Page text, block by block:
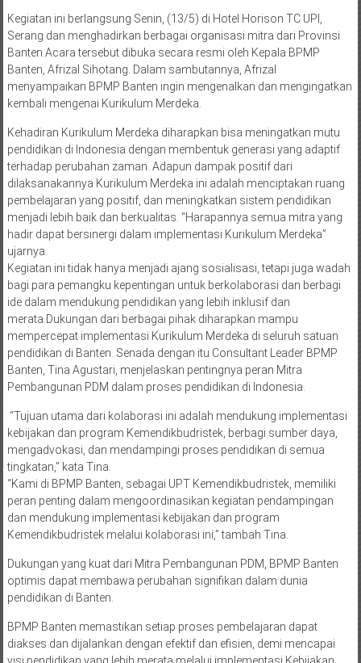
Kegiatan ini berlangsung Senin, (13/5) di Hotel Horison TC UPI,
Serang dan menghadirkan berbagai organisasi mitra dari Provinsi
Banten.Acara tersebut dibuka secara resmi oleh Kepala BPMP
Banten, Afrizal Sihotang. Dalam sambutannya, Afrizal
menyampaikan BPMP Banten ingin mengenalkan dan mengingatkan
kembali mengenai Kurikulum Merdeka.
Kehadiran Kurikulum Merdeka diharapkan bisa meningatkan mutu
pendidikan di Indonesia dengan membentuk generasi yang adaptif
terhadap perubahan zaman. Adapun dampak positif dari
dilaksanakannya Kurikulum Merdeka ini adalah menciptakan ruang
pembelajaran yang positif, dan meningkatkan sistem pendidikan
menjadi lebih baik dan berkualitas. “Harapannya semua mitra yang
hadir dapat bersinergi dalam implementasi Kurikulum Merdeka”
ujarnya.
Kegiatan ini tidak hanya menjadi ajang sosialisasi, tetapi juga wadah
bagi para pemangku kepentingan untuk berkolaborasi dan berbagi
ide dalam mendukung pendidikan yang lebih inklusif dan
merata.Dukungan dari berbagai pihak diharapkan mampu
mempercepat implementasi Kurikulum Merdeka di seluruh satuan
pendidikan di Banten. Senada dengan itu Consultant Leader BPMP
Banten, Tina Agustari, menjelaskan pentingnya peran Mitra
Pembangunan PDM dalam proses pendidikan di Indonesia.
“Tujuan utama dari kolaborasi ini adalah mendukung implementasi
kebijakan dan program Kemendikbudristek, berbagi sumber daya,
mengadvokasi, dan mendampingi proses pendidikan di semua
tingkatan,” kata Tina.
“Kami di BPMP Banten, sebagai UPT Kemendikbudristek, memiliki
peran penting dalam mengoordinasikan kegiatan pendampingan
dan mendukung implementasi kebijakan dan program
Kemendikbudristek melalui kolaborasi ini,” tambah Tina.
Dukungan yang kuat dari Mitra Pembangunan PDM, BPMP Banten
optimis dapat membawa perubahan signifikan dalam dunia
pendidikan di Banten.
BPMP Banten memastikan setiap proses pembelajaran dapat
diakses dan dijalankan dengan efektif dan efisien, demi mencapai